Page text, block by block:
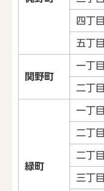
四丁
五丁
関野町
一丁
二丁
緑町
一丁
二丁
二丁
三丁